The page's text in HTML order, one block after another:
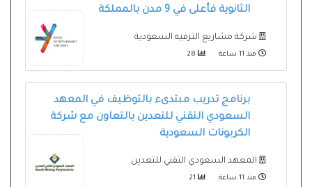
الثانوية فأعلى في 9 مدن بالمملكة
شركة مشاريع الترفيه السعودية
منذ 11 ساعة
برنامج تدريب مبتدىء بالتوظيف في المعهد
السعودي التقني للتعدين بالتعاون مع شركة
الكربونات السعودية
المعهد السعودي التقني للتعدين
منذ 11 ساعة